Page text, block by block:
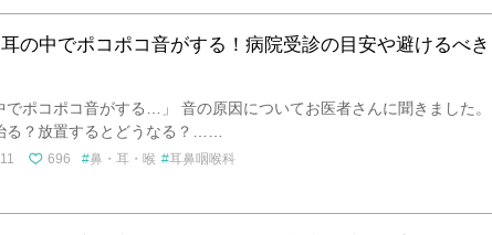
の中でポコポコ音がする！病院受診の目安や避けるべき
でポコポコ音がする…」 音の原因についてお医者さんに聞きました。
る？放置するとどうなる？……
696 鼻・耳・喉 耳鼻咽喉科